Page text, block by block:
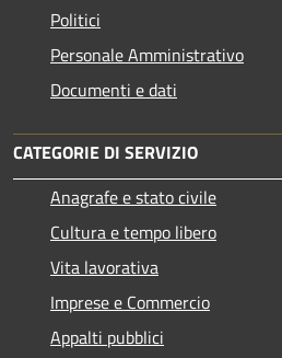
Politici
Personale Amministrativo
Documenti e dati
CATEGORIE DI SERVIZIO
Anagrafe e stato civile
Cultura e tempo libero
Vita lavorativa
Imprese e Commercio
Appalti pubblici